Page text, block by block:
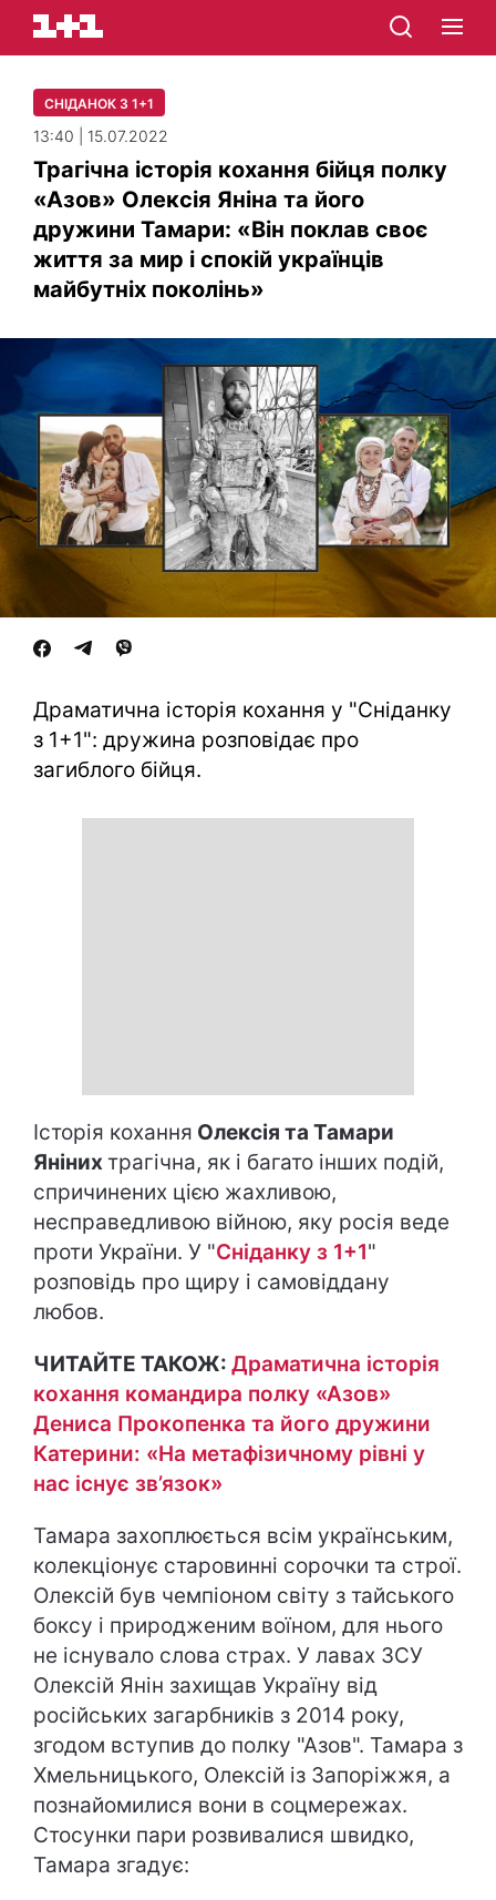
СНІДАНОК З 1+1
13:40 | 15.07.2022
Трагічна історія кохання бійця полку
«Азов» Олексія Яніна та його
дружини Тамари: «Він поклав своє
життя за мир і спокій українців
майбутніх поколінь»
Драматична історія кохання у "Сніданку
з 1+1": дружина розповідає про
загиблого бійця.
Історія кохання Олексія та Тамари
Янінихтрагічна, як і багато інших подій,
спричинених цією жахливою,
несправедливою війною, яку росія веде
проти України. У "Сніданку з 1+1"
розповідь про щиру і самовіддану
любов.
ЧИТАЙТЕ ТАКОЖ: Драматична історія
кохання командира полку «Азов»
Дениса Прокопенка та його дружини
Катерини: «На метафізичному рівні у
нас існує зв’язок»
Тамара захоплюється всім українським,
колекціонує старовинні сорочки та строї.
Олексій був чемпіоном світу з тайського
боксу і природженим воїном, для нього
не існувало слова страх. У лавах ЗСУ
Олексій Янін захищав Україну від
російських загарбників з 2014 року,
згодом вступив до полку "Азов". Тамара з
Хмельницького, Олексій із Запоріжжя, а
познайомилися вони в соцмережах.
Стосунки пари розвивалися швидко,
Тамара згадує: